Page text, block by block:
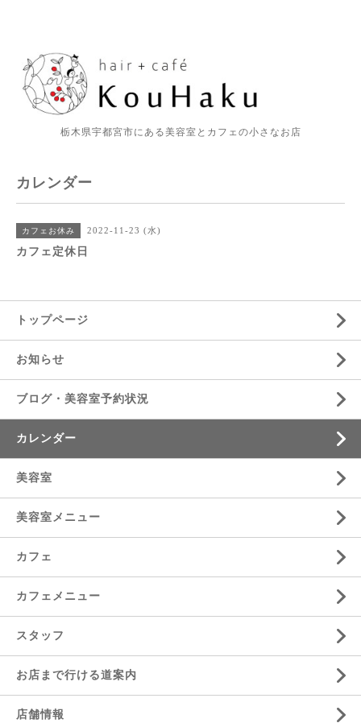
栃木県宇都宮市にある美容室とカフェの小さなお店
カレンダー
カフェお休み 2022-11-23 (水)
カフェ定休日
トップページ
お知らせ
ブログ・美容室予約状況
カレンダー
美容室
美容室メニュー
カフェ
カフェメニュー
スタッフ
お店まで行ける道案内
店舗情報